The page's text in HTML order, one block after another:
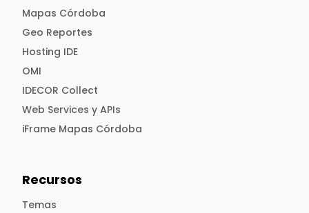
Mapas Córdoba
Geo Reportes
Hosting IDE
OMI
IDECOR Collect
Web Services y APIs
iFrame Mapas Córdoba
Recursos
Temas